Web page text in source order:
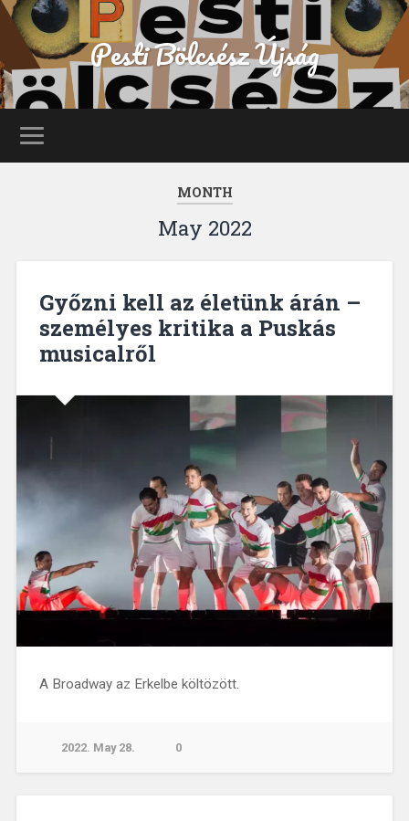
Pesti Bölcsész Újság
MONTH
May 2022
Győzni kell az életünk árán –
személyes kritika a Puskás
musicalről
A Broadway az Erkelbe költözött.
2022. May 28. 0